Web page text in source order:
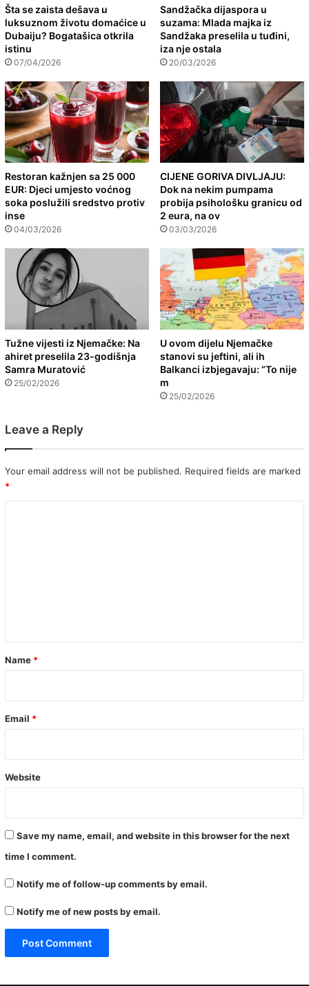
Šta se zaista dešava u
luksuznom životu domaćice u
Dubaiju? Bogatašica otkrila
istinu
07/04/2026
Sandžačka dijaspora u
suzama: Mlada majka iz
Sandžaka preselila u tuđini,
iza nje ostala
20/03/2026
Restoran kažnjen sa 25 000
EUR: Djeci umjesto voćnog
soka poslužili sredstvo protiv
inse
04/03/2026
CIJENE GORIVA DIVLJAJU:
Dok na nekim pumpama
probija psihološku granicu od
2 eura, na ov
03/03/2026
Tužne vijesti iz Njemačke: Na
ahiret preselila 23-godišnja
Samra Muratović
25/02/2026
U ovom dijelu Njemačke
stanovi su jeftini, ali ih
Balkanci izbjegavaju: “To nije
m
25/02/2026
Leave a Reply
Your email address will not be published. Required fields are marked
*
*
Name *
Email *
Website
Save my name, email, and website in this browser for the next
time I comment.
Notify me of follow-up comments by email.
Notify me of new posts by email.